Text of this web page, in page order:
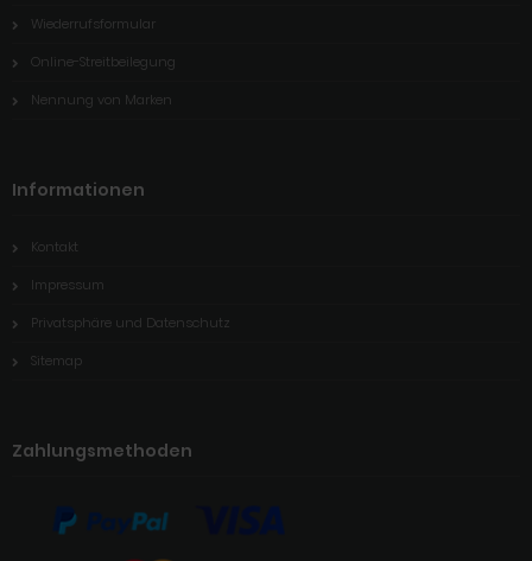
Wiederrufsformular
Online-Streitbeilegung
Nennung von Marken
Informationen
Kontakt
Impressum
Privatsphäre und Datenschutz
Sitemap
Zahlungsmethoden